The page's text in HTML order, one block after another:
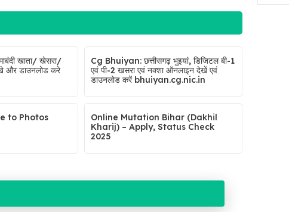
खाता/ खेसरा/
और डाउनलोड करे
Cg Bhuiyan: छत्तीसगढ़ भुइयां, डिजिटल बी-1
एवं पी-2 खसरा एवं नक्शा ऑनलाइन देखें एवं
डाउनलोड करें bhuiyan.cg.nic.in
to Photos
Online Mutation Bihar (Dakhil
Kharij) – Apply, Status Check
2025